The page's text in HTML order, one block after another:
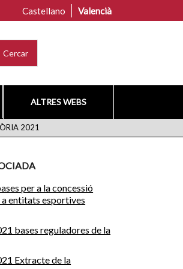
Castellano Valencià
ALTRES WEBS
2021
per a la concessió
entitats esportives
bases reguladores de la
Extracte de la